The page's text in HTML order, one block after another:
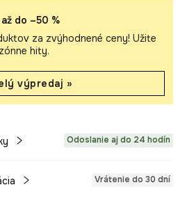
do –50 %
za zvýhodnené ceny! Užite
hity.
výpredaj »
Odoslanie aj do 24 hodín
Vrátenie do 30 dní